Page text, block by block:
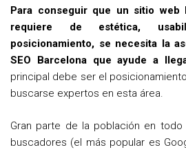
Para conseguir que un sitio
requiere de estética,
posicionamiento, se necesita la
SEO Barcelona que ayude a
principal debe ser el
buscarse expertos en esta área.
Gran parte de la población en
buscadores (el más popular es